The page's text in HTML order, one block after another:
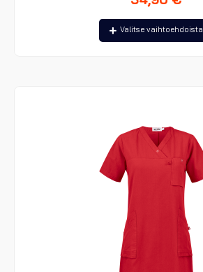
Valitse vaihtoehdoista